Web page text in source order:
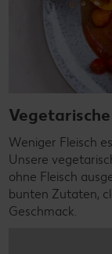
Weniger Fleisch
Unsere
ohne Fleisch
bunten Zutaten,
Geschmack.